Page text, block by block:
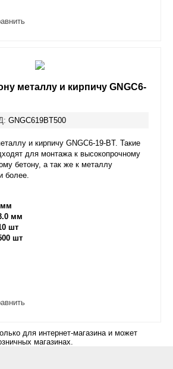
металлу и кирпичу GNGC6-
GNGC619BT500
и кирпичу GNGC6-19-BT. Такие
для монтажа к высокопрочному
бетону, а так же к металлу
более.
мм
мм
шт
шт
для интернет-магазина и может
магазинах.